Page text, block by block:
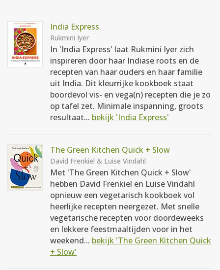
India Express
Rukmini Iyer
In 'India Express' laat Rukmini Iyer zich
inspireren door haar Indiase roots en de
recepten van haar ouders en haar familie
uit India. Dit kleurrijke kookboek staat
boordevol vis- en vega(n) recepten die je zo
op tafel zet. Minimale inspanning, groots
resultaat... bekijk 'India Express'
The Green Kitchen Quick + Slow
David Frenkiel & Luise Vindahl
Met 'The Green Kitchen Quick + Slow'
hebben David Frenkiel en Luise Vindahl
opnieuw een vegetarisch kookboek vol
heerlijke recepten neergezet. Met snelle
vegetarische recepten voor doordeweeks
en lekkere feestmaaltijden voor in het
weekend... bekijk 'The Green Kitchen Quick
+ Slow'